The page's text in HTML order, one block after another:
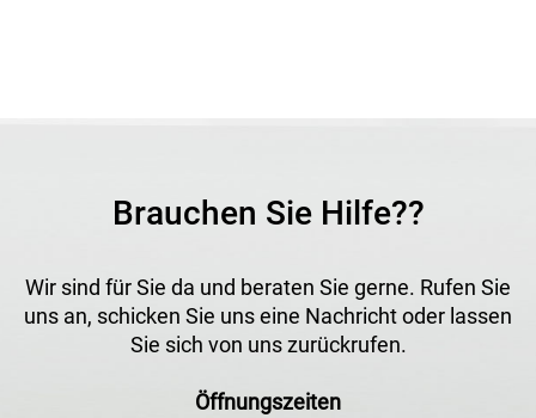
Brauchen Sie Hilfe??
Wir sind für Sie da und beraten Sie gerne. Rufen Sie
uns an, schicken Sie uns eine Nachricht oder lassen
Sie sich von uns zurückrufen.
Öffnungszeiten